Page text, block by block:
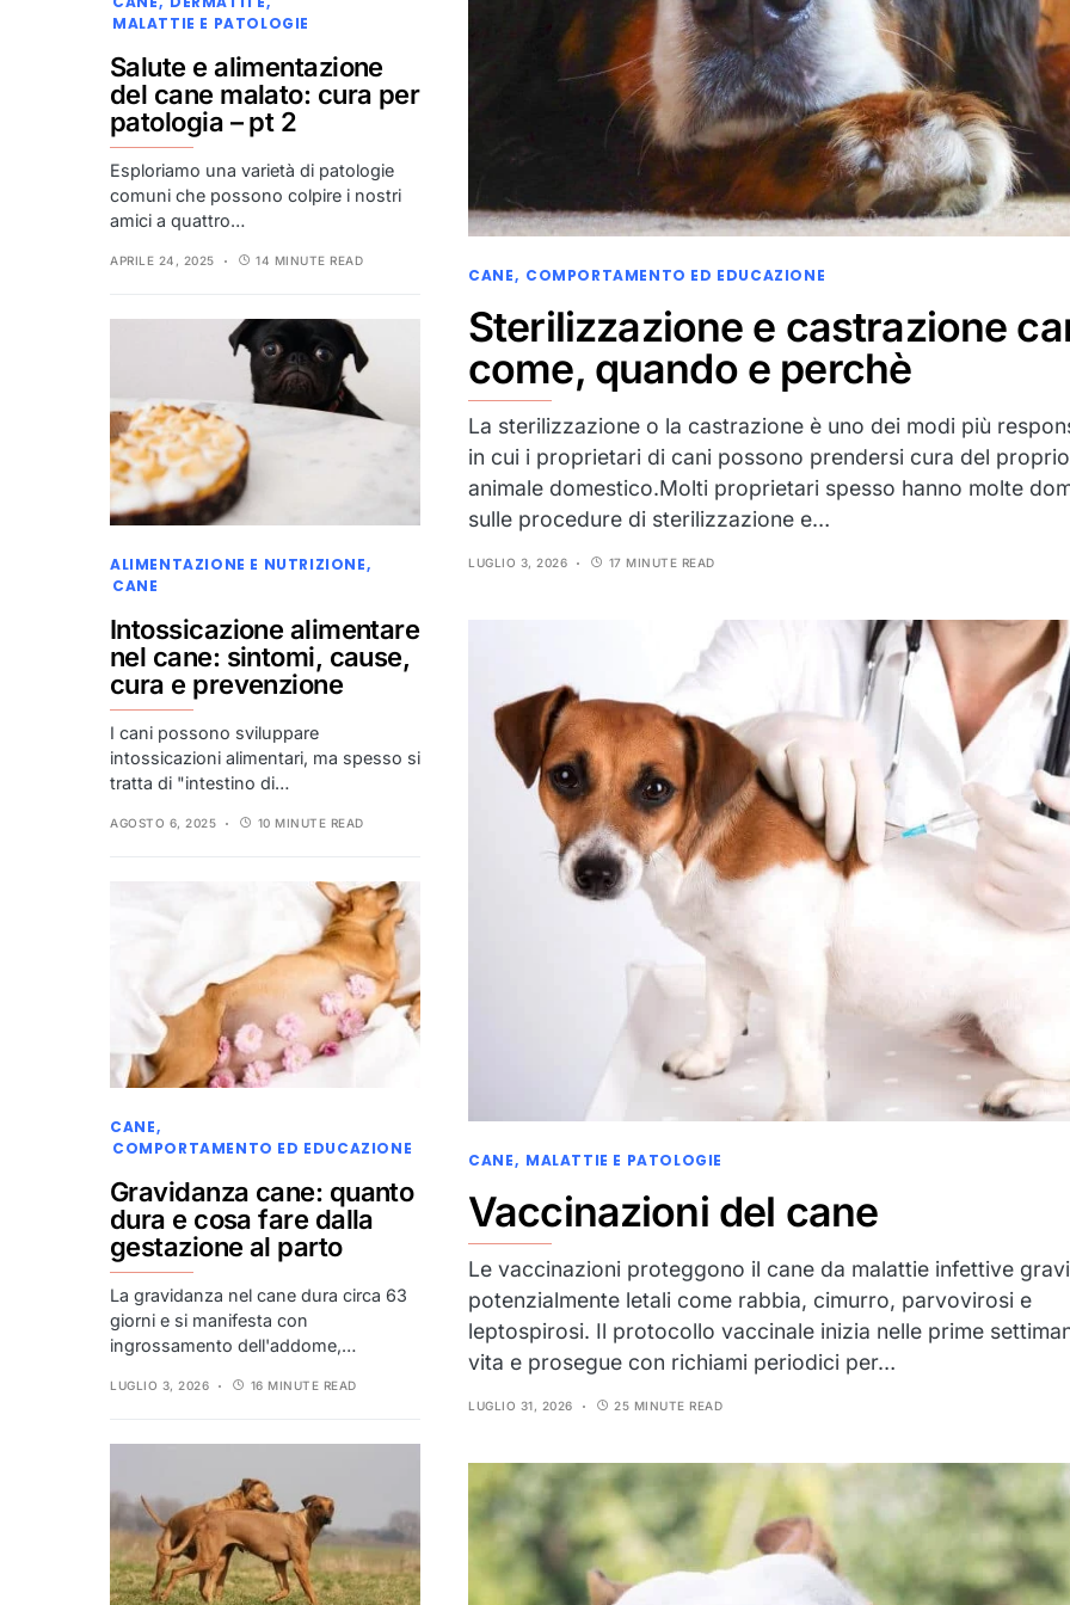
MALATTIE E PATOLOGIE
Salute e alimentazione
del cane malato: cura per
patologia – pt 2
Esploriamo una varietà di patologie
comuni che possono colpire i nostri
amici a quattro…
APRILE 24, 2025 14 MINUTE READ
ALIMENTAZIONE E NUTRIZIONE
CANE
Intossicazione alimentare
nel cane: sintomi, cause,
cura e prevenzione
I cani possono sviluppare
intossicazioni alimentari, ma spesso si
tratta di "intestino di…
AGOSTO 6, 2025 10 MINUTE READ
CANE
COMPORTAMENTO ED EDUCAZIONE
Gravidanza cane: quanto
dura e cosa fare dalla
gestazione al parto
La gravidanza nel cane dura circa 63
giorni e si manifesta con
ingrossamento dell'addome,…
LUGLIO 3, 2026 16 MINUTE READ
CANE COMPORTAMENTO ED EDUCAZIONE
Sterilizzazione e castrazione
come, quando e perchè
La sterilizzazione o la castrazione è uno dei modi più
in cui i proprietari di cani possono prendersi cura del proprio
animale domestico.Molti proprietari spesso hanno molte
sulle procedure di sterilizzazione e…
LUGLIO 3, 2026 17 MINUTE READ
CANE MALATTIE E PATOLOGIE
Vaccinazioni del cane
Le vaccinazioni proteggono il cane da malattie infettive
potenzialmente letali come rabbia, cimurro, parvovirosi e
leptospirosi. Il protocollo vaccinale inizia nelle prime
vita e prosegue con richiami periodici per…
LUGLIO 31, 2026 25 MINUTE READ